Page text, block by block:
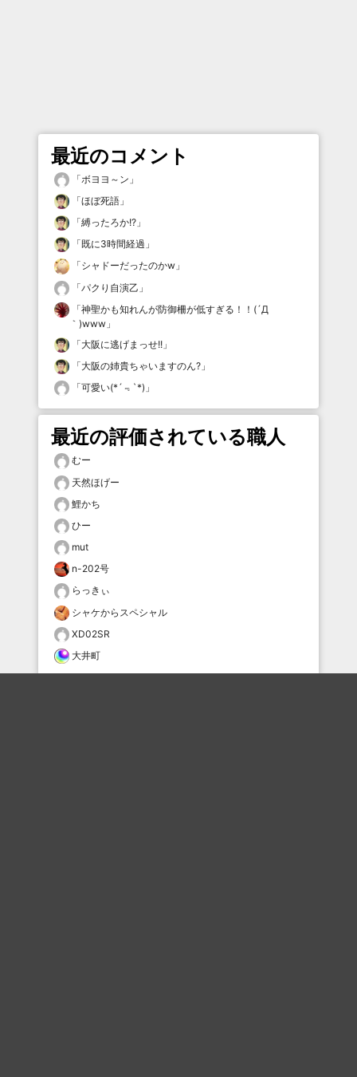
最近のコメント
「ボヨヨ～ン 」
「ほぼ死語 」
「縛ったろか!? 」
「既に3時間経過 」
「シャドーだったのかw 」
「パクり自演乙 」
「神聖かも知れんが防御柵が低すぎる！！(´Д
｀)www 」
「大阪に逃げまっせ!! 」
「大阪の姉貴ちゃいますのん? 」
「可愛い(*´﹃`*) 」
最近の評価されている職人
むー
天然ほげー
鯉かち
ひー
mut
n-202号
らっきぃ
シャケからスペシャル
XD02SR
大井町